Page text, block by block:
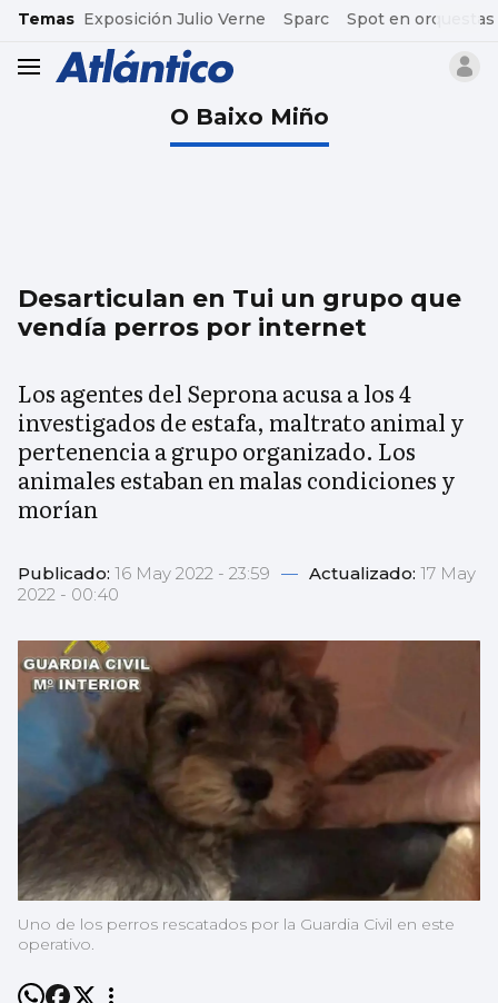
common.go-to-content
Temas Exposición Julio Verne Sparc Spot en orquestas
header.menu.open
O Baixo Miño
Desarticulan en Tui un grupo que
vendía perros por internet
Los agentes del Seprona acusa a los 4
investigados de estafa, maltrato animal y
pertenencia a grupo organizado. Los
animales estaban en malas condiciones y
morían
Publicado: 16 May 2022 - 23:59 — Actualizado: 17 May
2022 - 00:40
Uno de los perros rescatados por la Guardia Civil en este
operativo.